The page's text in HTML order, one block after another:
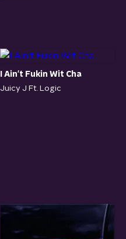
I Ain't Fukin Wit Cha
Juicy J Ft. Logic